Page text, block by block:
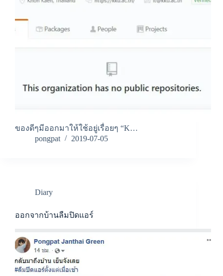
ของดีๆมีออกมาให้ใช้อยู่เรื่อยๆ “K…
pongpat
2019-07-05
Diary
ออกจากบ้านลืมปิดแอร์